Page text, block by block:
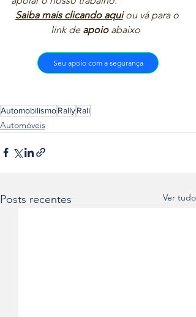
Saiba mais clicando aqui ou vá para o
link de apoio abaixo
Seu apoio com a segurança
AutomobilismoRallyRali
Automóveis
Posts recentes Ver tudo